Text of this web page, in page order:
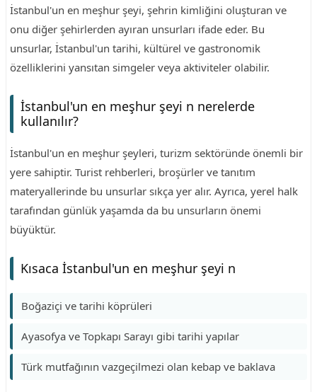
İstanbul'un en meşhur şeyi, şehrin kimliğini oluşturan ve
onu diğer şehirlerden ayıran unsurları ifade eder. Bu
unsurlar, İstanbul'un tarihi, kültürel ve gastronomik
özelliklerini yansıtan simgeler veya aktiviteler olabilir.
İstanbul'un en meşhur şeyi n nerelerde
kullanılır?
İstanbul'un en meşhur şeyleri, turizm sektöründe önemli bir
yere sahiptir. Turist rehberleri, broşürler ve tanıtım
materyallerinde bu unsurlar sıkça yer alır. Ayrıca, yerel halk
tarafından günlük yaşamda da bu unsurların önemi
büyüktür.
Kısaca İstanbul'un en meşhur şeyi n
Boğaziçi ve tarihi köprüleri
Ayasofya ve Topkapı Sarayı gibi tarihi yapılar
Türk mutfağının vazgeçilmezi olan kebap ve baklava